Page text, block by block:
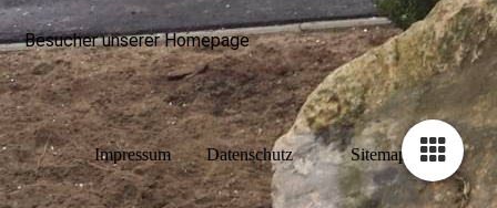
Besucher unserer Homepage
Impressum Datenschutz Sitemap